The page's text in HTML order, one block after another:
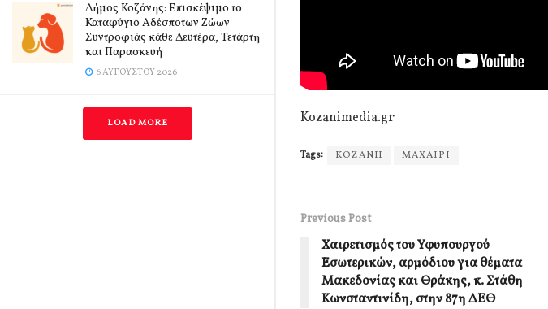
Δήμος Κοζάνης: Επισκέψιμο το
Καταφύγιο Αδέσποτων Ζώων
Συντροφιάς κάθε Δευτέρα, Τετάρτη
και Παρασκευή
6 ΑΥΓΟΎΣΤΟΥ 2026
LOAD MORE Kozanimedia.gr
Tags: ΚΟΖΑΝΗ ΜΑΧΑΙΡΙ
Previous Post
Χαιρετισμός του Υφυπουργού
Εσωτερικών, αρμόδιου για θέματα
Μακεδονίας και Θράκης, κ. Στάθη
Κωνσταντινίδη, στην 87η ΔΕΘ